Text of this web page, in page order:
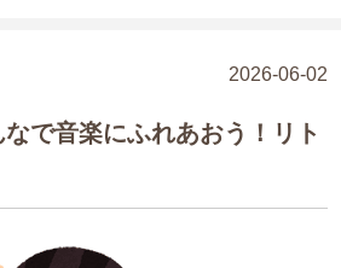
2026-06-02
なで音楽にふれあおう！リト